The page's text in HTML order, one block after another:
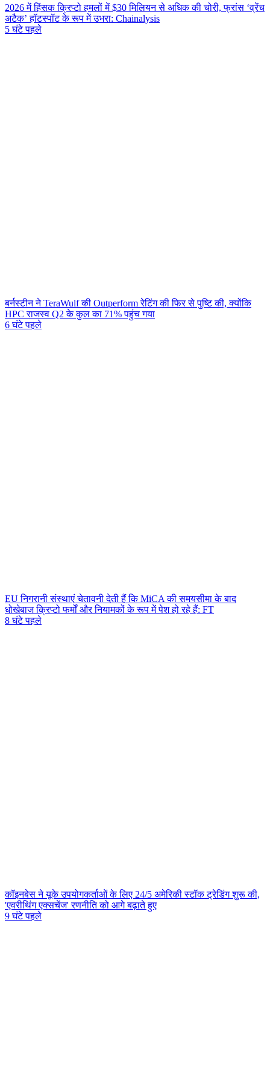
2026 में हिंसक क्रिप्टो हमलों में $30 मिलियन से अधिक की चोरी, फ्रांस ‘व्रेंच
अटैक’ हॉटस्पॉट के रूप में उभरा: Chainalysis
5 घंटे पहले
बर्नस्टीन ने TeraWulf की Outperform रेटिंग की फिर से पुष्टि की, क्योंकि
HPC राजस्व Q2 के कुल का 71% पहुंच गया
6 घंटे पहले
EU निगरानी संस्थाएं चेतावनी देती हैं कि MiCA की समयसीमा के बाद
धोखेबाज क्रिप्टो फर्मों और नियामकों के रूप में पेश हो रहे हैं: FT
8 घंटे पहले
कॉइनबेस ने यूके उपयोगकर्ताओं के लिए 24/5 अमेरिकी स्टॉक ट्रेडिंग शुरू की,
'एवरीथिंग एक्सचेंज' रणनीति को आगे बढ़ाते हुए
9 घंटे पहले